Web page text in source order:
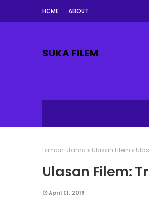
HOME ABOUT
SUKA FILEM
Laman utama Ulasan Filem
Ulasan Filem:
April 01, 2019